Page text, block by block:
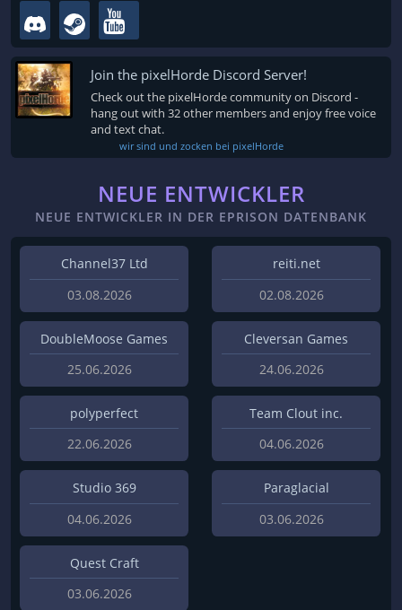
Join the pixelHorde Discord Server!
Check out the pixelHorde community on Discord -
hang out with 32 other members and enjoy free voice
and text chat.
wir sind und zocken bei pixelHorde
NEUE ENTWICKLER
NEUE ENTWICKLER IN DER EPRISON DATENBANK
Channel37 Ltd
03.08.2026
reiti.net
02.08.2026
DoubleMoose Games
25.06.2026
Cleversan Games
24.06.2026
polyperfect
22.06.2026
Team Clout inc.
04.06.2026
Studio 369
04.06.2026
Paraglacial
03.06.2026
Quest Craft
03.06.2026